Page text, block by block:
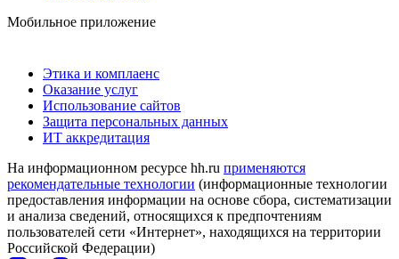
Мобильное приложение
Этика и комплаенс
Оказание услуг
Использование сайтов
Защита персональных данных
ИТ аккредитация
На информационном ресурсе hh.ru применяются
рекомендательные технологии (информационные технологии
предоставления информации на основе сбора, систематизации
и анализа сведений, относящихся к предпочтениям
пользователей сети «Интернет», находящихся на территории
Российской Федерации)